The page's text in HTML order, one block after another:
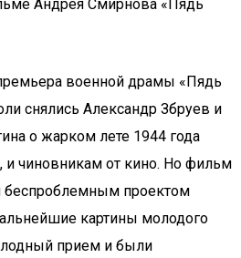
Андрея Смирнова «Пядь
военной драмы «Пядь
снялись Александр Збруев и
о жарком лете 1944 года
и чиновникам от кино. Но фильм
беспроблемным проектом
картины молодого
прием и были